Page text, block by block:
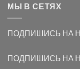
МЫ В СЕТЯХ
ПОДПИШИСЬ НА
ПОДПИШИСЬ НА